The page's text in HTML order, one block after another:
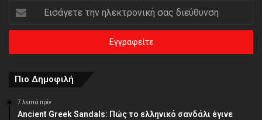
Εισάγετε
την
ηλεκτρονική
διεύθυνση
Πιο Δημοφιλή
7 λεπτά πρίν
Ancient Greek Sandals: Πώς το ελληνικό σανδάλι έγινε